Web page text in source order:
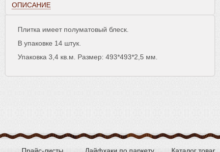
ОПИСАНИЕ
Плитка имеет полуматовый блеск.
В упаковке 14 штук.
Упаковка 3,4 кв.м. Размер: 493*493*2,5 мм.